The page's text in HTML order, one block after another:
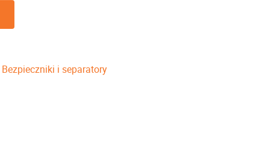
Bezpieczniki i separatory